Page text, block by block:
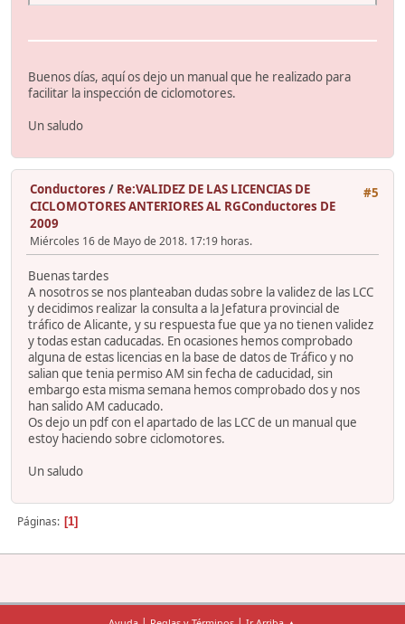
Buenos días, aquí os dejo un manual que he realizado para
facilitar la inspección de ciclomotores.
Un saludo
#5
Conductores / Re:VALIDEZ DE LAS LICENCIAS DE
CICLOMOTORES ANTERIORES AL RGConductores DE
2009
Miércoles 16 de Mayo de 2018. 17:19 horas.
Buenas tardes
A nosotros se nos planteaban dudas sobre la validez de las LCC
y decidimos realizar la consulta a la Jefatura provincial de
tráfico de Alicante, y su respuesta fue que ya no tienen validez
y todas estan caducadas. En ocasiones hemos comprobado
alguna de estas licencias en la base de datos de Tráfico y no
salian que tenia permiso AM sin fecha de caducidad, sin
embargo esta misma semana hemos comprobado dos y nos
han salido AM caducado.
Os dejo un pdf con el apartado de las LCC de un manual que
estoy haciendo sobre ciclomotores.
Un saludo
Páginas 1